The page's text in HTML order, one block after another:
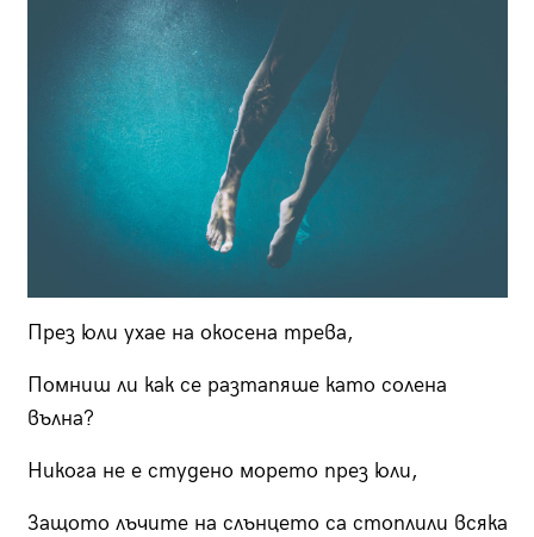
През юли ухае на окосена трева,
Помниш ли как се разтапяше като солена
вълна?
Никога не е студено морето през юли,
Защото лъчите на слънцето са стоплили всяка